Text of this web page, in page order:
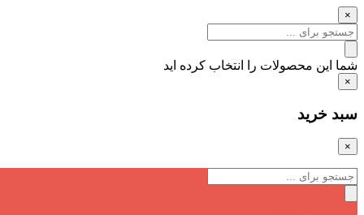
×
شما این محصولات را انتخاب کرده اید
×
سبد خرید
×